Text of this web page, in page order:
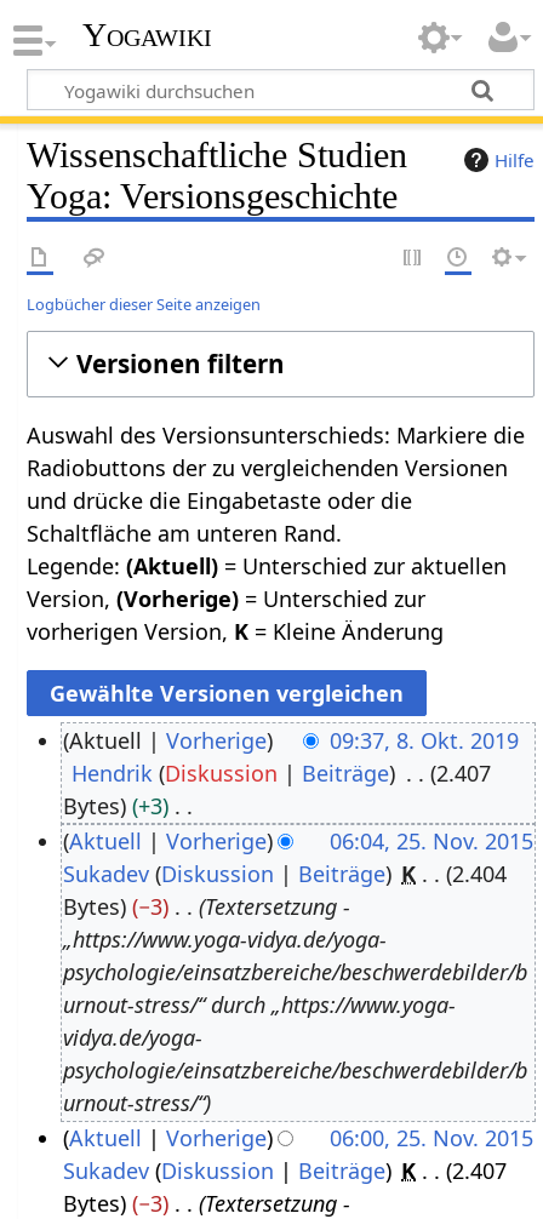
Yogawiki
Hilfe
Wissenschaftliche Studien
Yoga: Versionsgeschichte
Logbücher dieser Seite anzeigen
Versionen filtern
Auswahl des Versionsunterschieds: Markiere die
Radiobuttons der zu vergleichenden Versionen
und drücke die Eingabetaste oder die
Schaltfläche am unteren Rand.
Legende:(Aktuell) = Unterschied zur aktuellen
Version,(Vorherige) = Unterschied zur
vorherigen Version, K = Kleine Änderung
O
1
Aktuell Vorherige
09:37, 8. Okt. 2019
Hendrik Diskussion Beiträge
2.407
Bytes
+3
K
e
i
n
e
B
e
a
r
b
e
i
b
Aktuell Vorherige
06:04, 25. Nov. 2015
Sukadev Diskussion Beiträge K
2.404
Bytes
−3
Textersetzung -
„https://www.yoga-vidya.de/yoga-
psychologie/einsatzbereiche/beschwerdebilder/b
urnout-stress/“ durch „https://www.yoga-
vidya.de/yoga-
psychologie/einsatzbereiche/beschwerdebilder/b
urnout-stress/“
Aktuell
Vorherige
06:00, 25. Nov. 2015
Sukadev Diskussion Beiträge K
2.407
Bytes
−3
Textersetzung -